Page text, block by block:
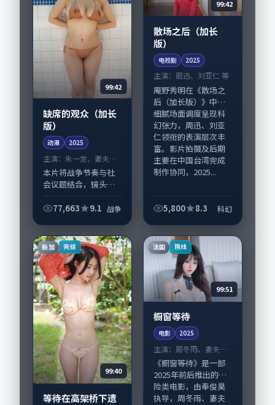
99:42
缺席的观众（加长
版）
动漫 2025
主演： 朱一龙、妻夫木
聪 等
本片将战争节奏与社
会议题结合，镜头语
《缺席的观众（加长
聪担纲主线；取景与
声音设计凸显英国城
市质...
77,663 9.1 战争
99:42
散场之后（加长
版）
电视剧 2025
主演： 周迅、刘亚仁 等
庵野秀明在《散场之
后（加长版）》中以
细腻场面调度呈现科
幻张力，周迅、刘亚
仁领衔的表演层次丰
富。影片拍摄及后期
主要在中国台湾完成
制作协同，2025...
5,800 8.3 科幻
新加 完结
99:40
等待在高架桥下遗
法国 院线
99:51
橱窗等待
电影 2025
主演： 周冬雨、妻夫木
聪 等
《橱窗等待》是一部
2025年前后推出的冒
险类电影，由奉俊昊
执导，周冬雨、妻夫